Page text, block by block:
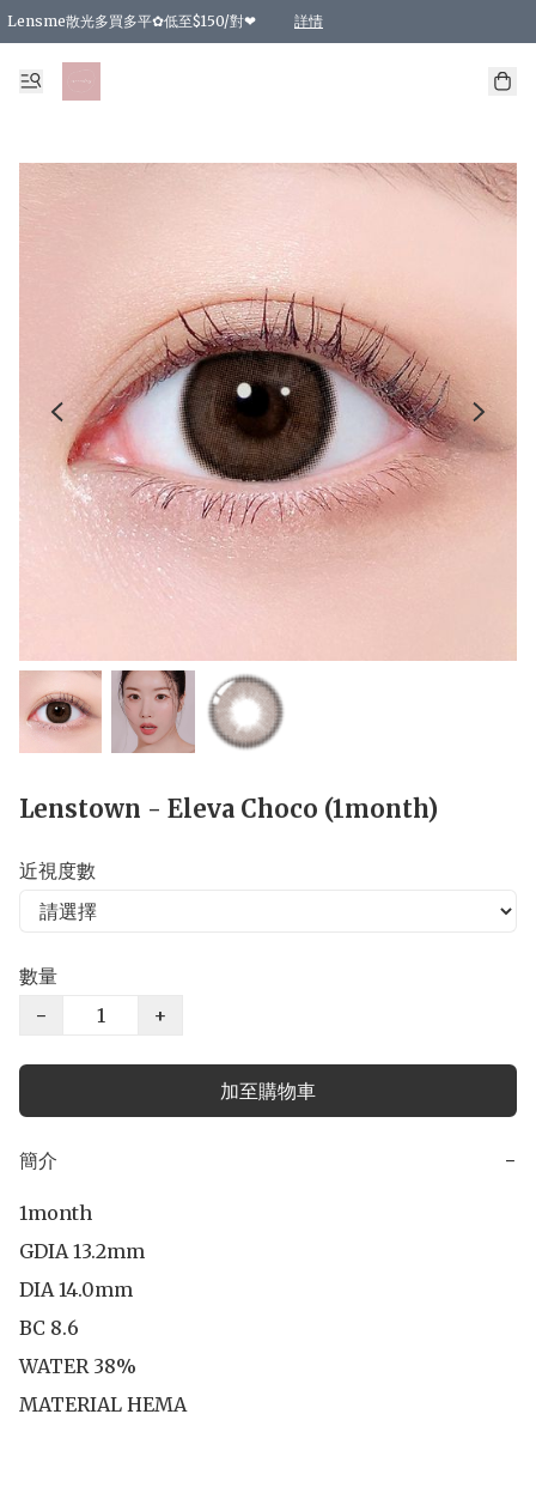
Lensme散光多買多平✿低至$150/對❤ 詳情
台灣Karacon⁩✧日拋 特價清貨❁⃘
日本韓國多款日/月拋現貨☼ 特價❤︎數量有限 售完即止
🇰🇷韓國多款月拋現貨 特價兩對$99✿數量有限 售完即止♫
精選商品，任選買2件或以上9 折；買4件或以上85 折；買6件或以上8 折
精選商品，任選買2件HKD 140.00；買4件HKD 260.00
精選商品，任選買2件HKD 190.00；買4件HKD 360.00
精選商品，任選買2件HKD 110.00；買4件HKD 180.00
精選商品，任選買2件HKD 170.00；買4件HKD 320.00
精選商品，任選買2件或以上減HKD 148.00
精選商品，任選買2件或以上減HKD 148.00
精選商品，任選買2件或以上95 折；買4件或以上9 折；買6件或以上85 折；買8件
精選商品，任選買12件或以上87 折
精選商品，任選買2件或以上減HKD 16.00；買4件或以上減HKD 32.00；買6
精選商品，任選買2件或以上95 折；買4件或以上9 折；買8件或以上85 折；買12
購物滿 HKD 800.00即享免運費優惠！（適用於 特定的送貨方式 )
Lenstown - Eleva Choco (1month)
近視度數
數量
−
+
加至購物車
簡介 −
1month
GDIA 13.2mm
DIA 14.0mm
BC 8.6
WATER 38%
MATERIAL HEMA